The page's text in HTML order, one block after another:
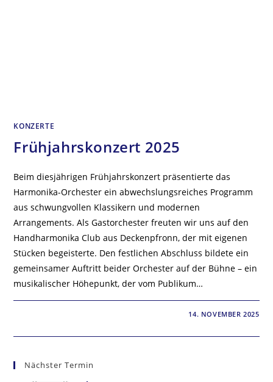
KONZERTE
Frühjahrskonzert 2025
Beim diesjährigen Frühjahrskonzert präsentierte das
Harmonika-Orchester ein abwechslungsreiches Programm
aus schwungvollen Klassikern und modernen
Arrangements. Als Gastorchester freuten wir uns auf den
Handharmonika Club aus Deckenpfronn, der mit eigenen
Stücken begeisterte. Den festlichen Abschluss bildete ein
gemeinsamer Auftritt beider Orchester auf der Bühne – ein
musikalischer Höhepunkt, der vom Publikum…
14. NOVEMBER 2025
Nächster Termin